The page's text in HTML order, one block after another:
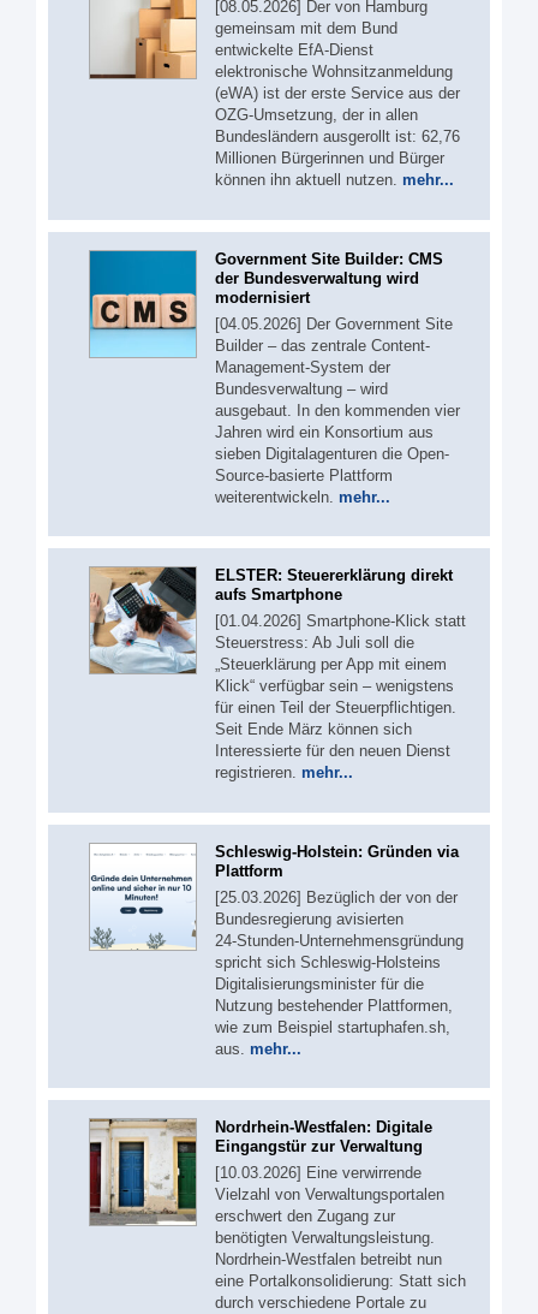
[08.05.2026] Der von Hamburg
gemeinsam mit dem Bund
entwickelte EfA-Dienst
elektronische Wohnsitzanmeldung
(eWA) ist der erste Service aus der
OZG-Umsetzung, der in allen
Bundesländern ausgerollt ist: 62,76
Millionen Bürgerinnen und Bürger
können ihn aktuell nutzen. mehr...
Government Site Builder: CMS
der Bundesverwaltung wird
modernisiert
[04.05.2026] Der Government Site
Builder – das zentrale Content-
Management-System der
Bundesverwaltung – wird
ausgebaut. In den kommenden vier
Jahren wird ein Konsortium aus
sieben Digitalagenturen die Open-
Source-basierte Plattform
weiterentwickeln. mehr...
ELSTER: Steuererklärung direkt
aufs Smartphone
[01.04.2026] Smartphone-Klick statt
Steuerstress: Ab Juli soll die
„Steuerklärung per App mit einem
Klick“ verfügbar sein – wenigstens
für einen Teil der Steuerpflichtigen.
Seit Ende März können sich
Interessierte für den neuen Dienst
registrieren. mehr...
Schleswig-Holstein: Gründen via
Plattform
[25.03.2026] Bezüglich der von der
Bundesregierung avisierten
24‑Stunden‑Unternehmensgründung
spricht sich Schleswig-Holsteins
Digitalisierungsminister für die
Nutzung bestehender Plattformen,
wie zum Beispiel startuphafen.sh,
aus. mehr...
Nordrhein-Westfalen: Digitale
Eingangstür zur Verwaltung
[10.03.2026] Eine verwirrende
Vielzahl von Verwaltungsportalen
erschwert den Zugang zur
benötigten Verwaltungsleistung.
Nordrhein-Westfalen betreibt nun
eine Portalkonsolidierung: Statt sich
durch verschiedene Portale zu